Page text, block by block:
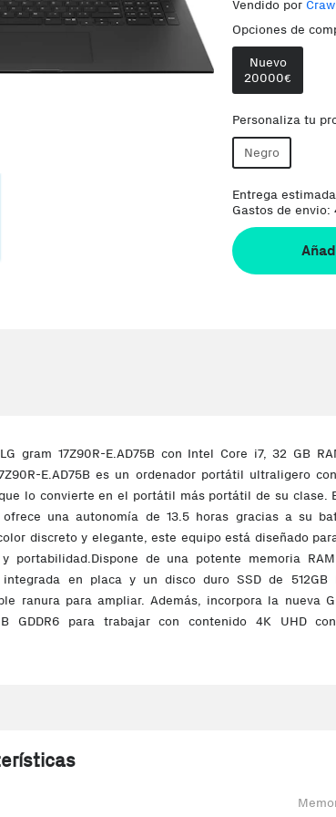
Vendido por
Opciones de
Nuevo
20000€
Personaliza tu
Negro
Entrega
Gastos de envio:
gram 17Z90R-E.AD75B con Intel Core i7, 32 GB
E.AD75B es un ordenador portátil ultraligero
lo convierte en el portátil más portátil de su clase.
ofrece una autonomía de 13.5 horas gracias a su
discreto y elegante, este equipo está diseñado
portabilidad.Dispone de una potente memoria
integrada en placa y un disco duro SSD de 512GB
ranura para ampliar. Además, incorpora la nueva
GDDR6 para trabajar con contenido 4K UHD
LG gram 17Z90R-E.AD75B tiene una
y nanocarbono de gran resistencia, superando
que le permiten ser más rápido y potente que